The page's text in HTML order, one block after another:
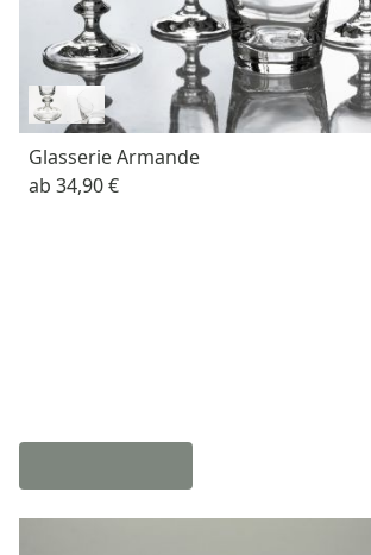
Glasserie Armande
ab 34,90 €